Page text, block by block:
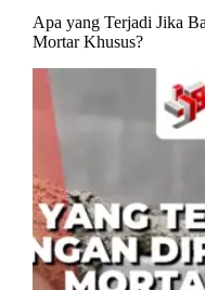
Apa yang Terjadi Jika
Mortar Khusus?